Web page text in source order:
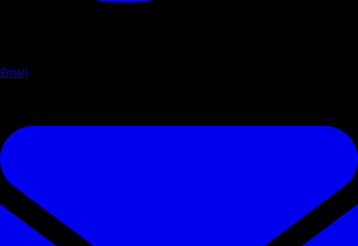
Email